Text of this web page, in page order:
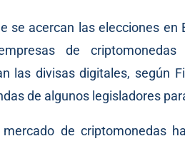
se acercan las elecciones en
de
las divisas digitales, según
de algunos legisladores
de criptomonedas